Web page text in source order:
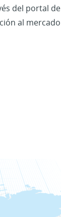
del portal
al